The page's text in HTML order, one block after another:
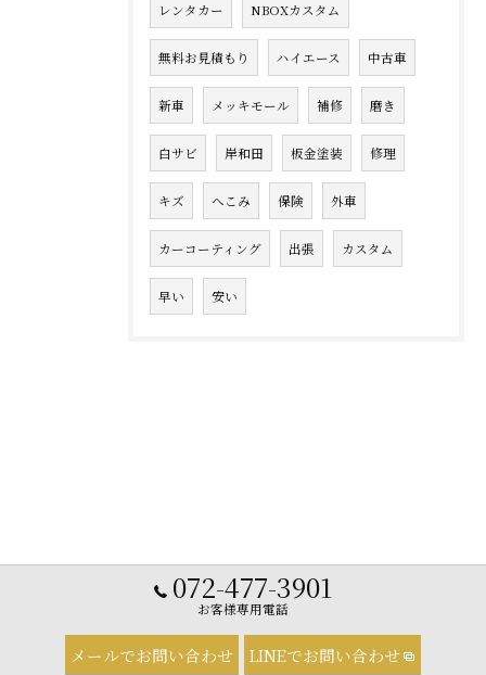
レンタカー NBOXカスタム
無料お見積もり ハイエース 中古車
新車 メッキモール 補修 磨き
白サビ 岸和田 板金塗装 修理
キズ へこみ 保険 外車
カーコーティング 出張 カスタム
早い 安い
072-477-3901
お客様専用電話
メールでお問い合わせ LINEでお問い合わせ